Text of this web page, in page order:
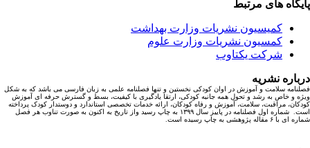
های مرتبط
کمیسیون نشریات وزارت بهداشت
کمسیون نشریات وزارت علوم
شرکت یکتاوب
نشریه
سلامت و آموزش در اوان کودکی نخستین و تنها فصلنامه علمی به زبان فارسی می باشد که به شکل
و خاص به رشد و تحول همه جانبه کودکی، ارتقا یادگیری با کیفیت، بسط و گسترش حرفه ای آموزش
مراقبت، سلامت، آموزش و رفاه کودکان، ارائه خدمات تخصصی استاندارد و دوستدار کودک پرداخته
است. شماره اول فصلنامه در پاییز سال ۱۳۹۹ به چاپ رسید واز تاریخ به اکنون به صورت تناوب هر فصل
۶ مقاله پژوهشی به چاپ رسیده است.